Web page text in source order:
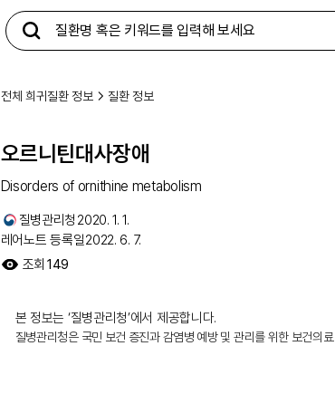
전체 희귀질환 정보 질환 정보
오르니틴대사장애
Disorders of ornithine metabolism
질병관리청 2020. 1. 1.
레어노트 등록일2022. 6. 7.
조회 149
본 정보는 ‘질병관리청’에서 제공합니다.
질병관리청은 국민 보건 증진과 감염병 예방 및 관리를 위한 보건의